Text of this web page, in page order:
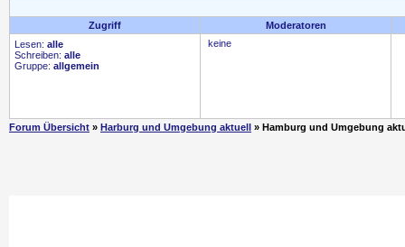
Zugriff
Moderatoren
Lesen: alle
Schreiben: alle
Gruppe: allgemein
keine
Forum Übersicht » Harburg und Umgebung aktuell » Hamburg und Umgebung